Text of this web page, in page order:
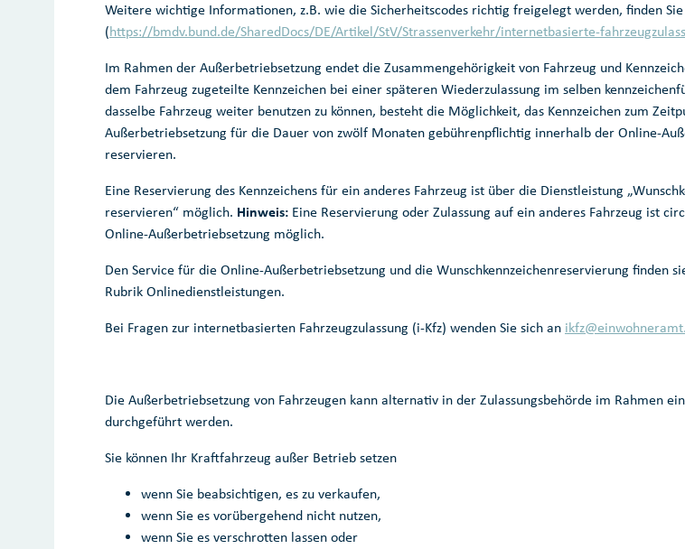
Weitere wichtige Informationen, z.B. wie die Sicherheitscodes richtig freigelegt werden, finden
(https://bmdv.bund.de/SharedDocs/DE/Artikel/StV/Strassenverkehr/internetbasierte-
Im Rahmen der Außerbetriebsetzung endet die Zusammengehörigkeit von Fahrzeug und
dem Fahrzeug zugeteilte Kennzeichen bei einer späteren Wiederzulassung im selben
dasselbe Fahrzeug weiter benutzen zu können, besteht die Möglichkeit, das Kennzeichen zum
Außerbetriebsetzung für die Dauer von zwölf Monaten gebührenpflichtig innerhalb der Online-
reservieren.
Eine Reservierung des Kennzeichens für ein anderes Fahrzeug ist über die Dienstleistung
reservieren“ möglich. Hinweis: Eine Reservierung oder Zulassung auf ein anderes Fahrzeug ist
Online-Außerbetriebsetzung möglich.
Den Service für die Online-Außerbetriebsetzung und die Wunschkennzeichenreservierung finden
Rubrik Onlinedienstleistungen.
Bei Fragen zur internetbasierten Fahrzeugzulassung (i-Kfz) wenden Sie sich an
Die Außerbetriebsetzung von Fahrzeugen kann alternativ in der Zulassungsbehörde im Rahmen
durchgeführt werden.
Sie können Ihr Kraftfahrzeug außer Betrieb setzen
wenn Sie beabsichtigen, es zu verkaufen,
wenn Sie es vorübergehend nicht nutzen,
wenn Sie es verschrotten lassen oder